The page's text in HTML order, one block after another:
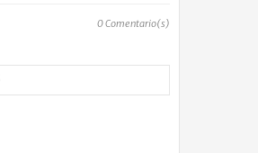
0Comentario(s)